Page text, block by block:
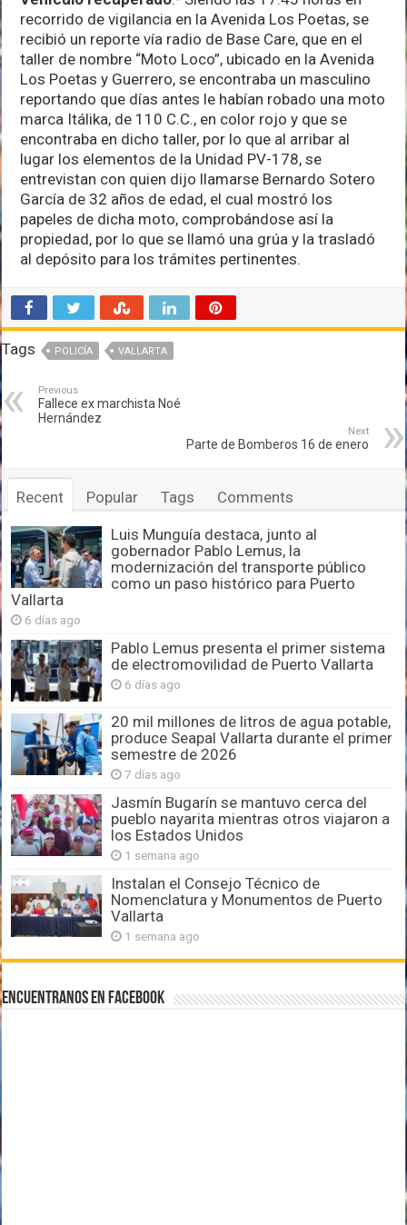
recorrido de vigilancia en la Avenida Los Poetas, se
recibió un reporte vía radio de Base Care, que en el
taller de nombre “Moto Loco”, ubicado en la Avenida
Los Poetas y Guerrero, se encontraba un masculino
reportando que días antes le habían robado una moto
marca Itálika, de 110 C.C., en color rojo y que se
encontraba en dicho taller, por lo que al arribar al
lugar los elementos de la Unidad PV-178, se
entrevistan con quien dijo llamarse Bernardo Sotero
García de 32 años de edad, el cual mostró los
papeles de dicha moto, comprobándose así la
propiedad, por lo que se llamó una grúa y la trasladó
al depósito para los trámites pertinentes.
Tags POLICÍA VALLARTA
Previous
Fallece ex marchista Noé
Hernández
Next
Parte de Bomberos 16 de enero
Recent Popular Tags Comments
Luis Munguía destaca, junto al
gobernador Pablo Lemus, la
modernización del transporte público
como un paso histórico para Puerto
Vallarta
6 días ago
Pablo Lemus presenta el primer sistema
de electromovilidad de Puerto Vallarta
6 días ago
20 mil millones de litros de agua potable,
produce Seapal Vallarta durante el primer
semestre de 2026
7 días ago
Jasmín Bugarín se mantuvo cerca del
pueblo nayarita mientras otros viajaron a
los Estados Unidos
1 semana ago
Instalan el Consejo Técnico de
Nomenclatura y Monumentos de Puerto
Vallarta
1 semana ago
Encuentranos en Facebook